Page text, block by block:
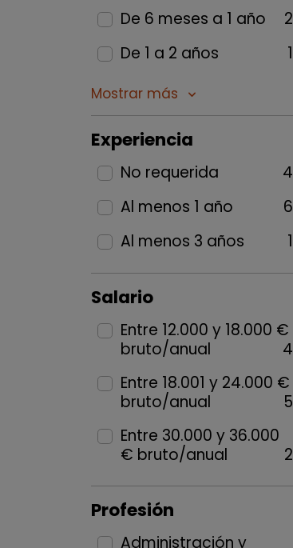
De 6 meses a 1 año
2
De 1 a 2 años
1
Mostrar más keyboard_arrow_down
Experiencia
No requerida
4
Al menos 1 año
6
Al menos 3 años
1
Salario
Entre 12.000 y 18.000 €
bruto/anual
4
Entre 18.001 y 24.000 €
bruto/anual
5
Entre 30.000 y 36.000
€ bruto/anual
2
Profesión
Administración y